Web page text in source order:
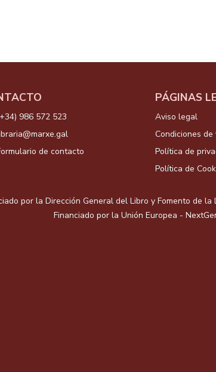
986 572 523
de contacto
PÁGINAS
Aviso legal
Condiciones de
Política de
Política de
por la Dirección General del Libro y Fomento de
Financiado por la Unión Europea -